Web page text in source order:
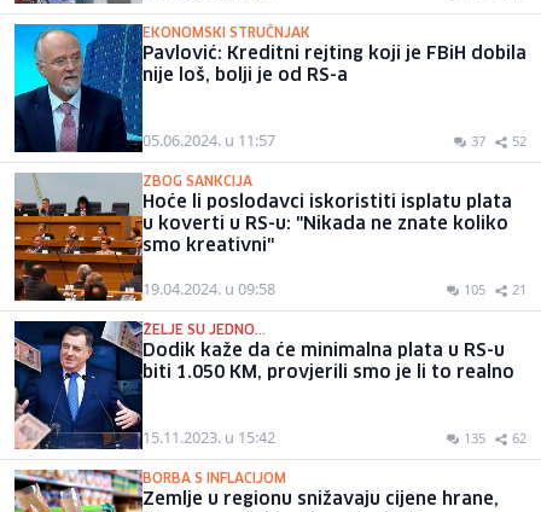
EKONOMSKI STRUČNJAK
Pavlović: Kreditni rejting koji je FBiH dobila
nije loš, bolji je od RS-a
05.06.2024. u 11:57 37 52
ZBOG SANKCIJA
Hoće li poslodavci iskoristiti isplatu plata
u koverti u RS-u: "Nikada ne znate koliko
smo kreativni"
19.04.2024. u 09:58 105 21
ŽELJE SU JEDNO...
Dodik kaže da će minimalna plata u RS-u
biti 1.050 KM, provjerili smo je li to realno
15.11.2023. u 15:42 135 62
BORBA S INFLACIJOM
Zemlje u regionu snižavaju cijene hrane,